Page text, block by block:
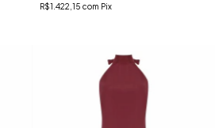
R$1.422,15 com Pix